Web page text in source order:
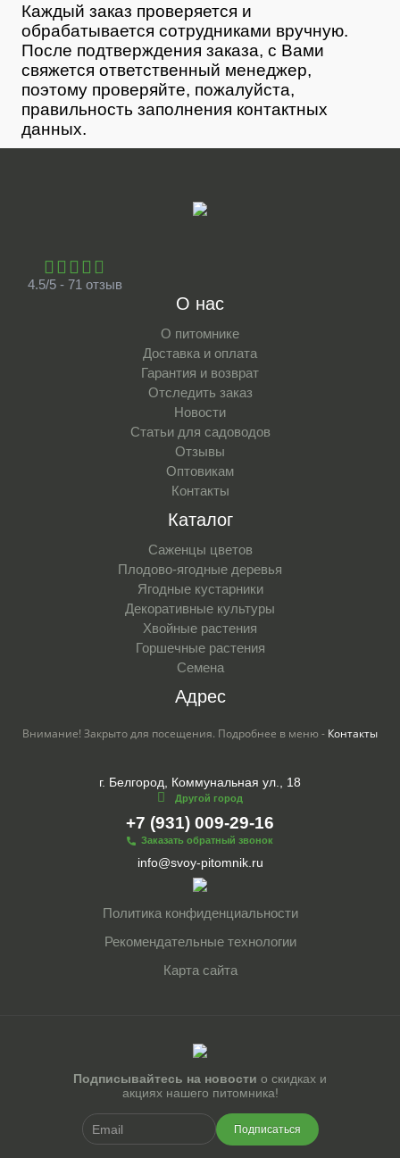
Каждый заказ проверяется и
обрабатывается сотрудниками вручную.
После подтверждения заказа, с Вами
свяжется ответственный менеджер,
поэтому проверяйте, пожалуйста,
правильность заполнения контактных
данных.
4.5/5 - 71 отзыв
О нас
О питомнике
Доставка и оплата
Гарантия и возврат
Отследить заказ
Новости
Статьи для садоводов
Отзывы
Оптовикам
Контакты
Каталог
Саженцы цветов
Плодово-ягодные деревья
Ягодные кустарники
Декоративные культуры
Хвойные растения
Горшечные растения
Семена
Адрес
Внимание! Закрыто для посещения. Подробнее в меню - Контакты
г. Белгород, Коммунальная ул., 18
Другой город
+7 (931) 009-29-16
Заказать обратный звонок
info@svoy-pitomnik.ru
Политика конфиденциальности
Рекомендательные технологии
Карта сайта
Подписывайтесь на новости о скидках и
акциях нашего питомника!
Подписаться